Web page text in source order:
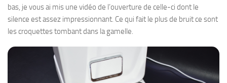
bas, je vous ai mis une vidéo de l’ouverture de celle-ci dont le
silence est assez impressionnant. Ce qui fait le plus de bruit ce sont
les croquettes tombant dans la gamelle.